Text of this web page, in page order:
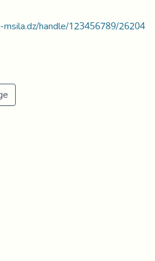
handle/123456789/26204